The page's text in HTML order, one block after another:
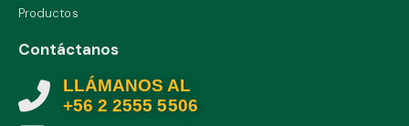
Productos
Contáctanos
LLÁMANOS AL
+56 2 2555 5506